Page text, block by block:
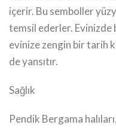
içerir. Bu semboller
temsil ederler. Evinizde
evinize zengin bir tarih
de yansıtır.
Sağlık
Pendik Bergama